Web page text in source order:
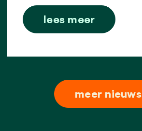
lees meer
meer nieuws